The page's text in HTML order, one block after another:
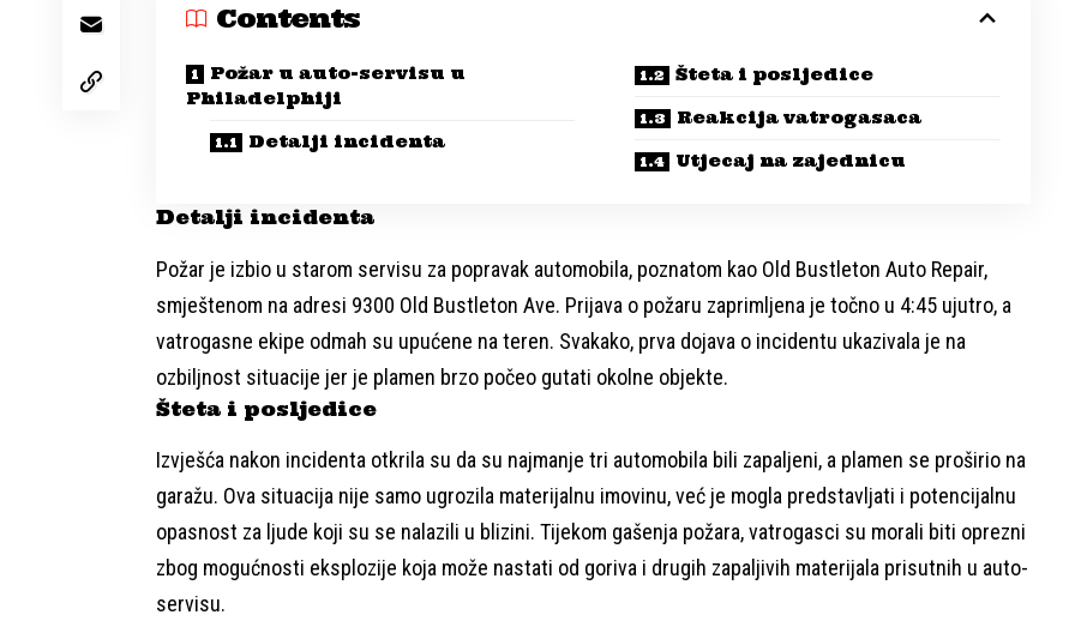
Contents
Požar u auto-servisu u
Philadelphiji
Detalji incidenta
Šteta i posljedice
Reakcija vatrogasaca
Utjecaj na zajednicu
Detalji incidenta
Požar je izbio u starom servisu za popravak automobila, poznatom kao Old Bustleton Auto Repair,
smještenom na adresi 9300 Old Bustleton Ave. Prijava o požaru zaprimljena je točno u 4:45 ujutro, a
vatrogasne ekipe odmah su upućene na teren. Svakako, prva dojava o incidentu ukazivala je na
ozbiljnost situacije jer je plamen brzo počeo gutati okolne objekte.
Šteta i posljedice
Izvješća nakon incidenta otkrila su da su najmanje tri automobila bili zapaljeni, a plamen se proširio na
garažu. Ova situacija nije samo ugrozila materijalnu imovinu, već je mogla predstavljati i potencijalnu
opasnost za ljude koji su se nalazili u blizini. Tijekom gašenja požara, vatrogasci su morali biti oprezni
zbog mogućnosti eksplozije koja može nastati od goriva i drugih zapaljivih materijala prisutnih u auto-
servisu.